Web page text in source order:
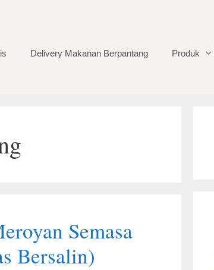
Delivery Makanan Berpantang Produk
Semasa
Bersalin)